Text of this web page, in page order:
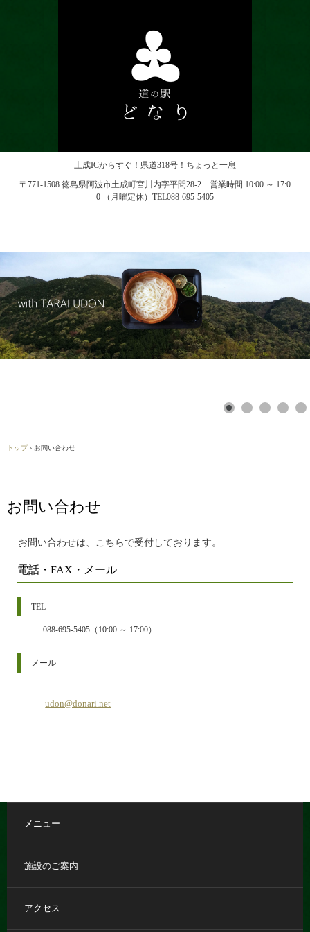
土成ICからすぐ！県道318号！ちょっと一息
〒771-1508 徳島県阿波市土成町宮川内字平間28-2 営業時間 10:00 ～ 17:0
0 （月曜定休）TEL088-695-5405
トップ › お問い合わせ
お問い合わせ
お問い合わせは、こちらで受付しております。
電話・FAX・メール
TEL
088-695-5405（10:00 ～ 17:00）
メール
udon@donari.net
メニュー
施設のご案内
アクセス